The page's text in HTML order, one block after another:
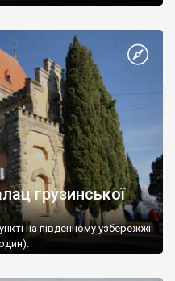
грузинської
на південному узбережжі